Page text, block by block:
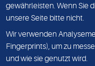
Vereinbarung
DATENSCHUTZ
gewährleisten. Wenn Sie
unsere Seite bitte nicht.
Wir verwenden
Fingerprints), um zu
und wie sie genutzt wird.